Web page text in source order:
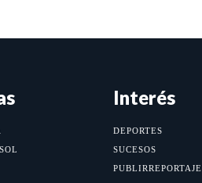
Interés
DEPORTES
SUCESOS
PUBLIRREPORTAJE